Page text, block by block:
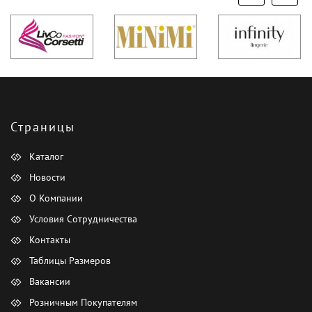
Страницы
Каталог
Новости
О Компании
Условия Сотрудничества
Контакты
Таблицы Размеров
Вакансии
Розничным Покупателям